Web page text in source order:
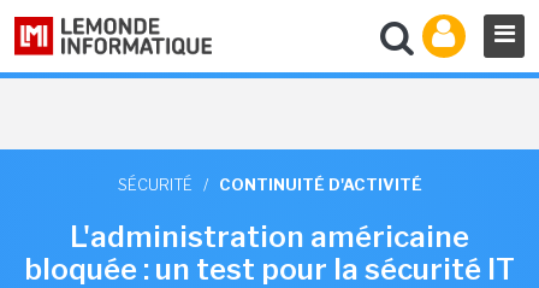
SÉCURITÉ / CONTINUITÉ D'ACTIVITÉ
L'administration américaine
bloquée : un test pour la sécurité IT